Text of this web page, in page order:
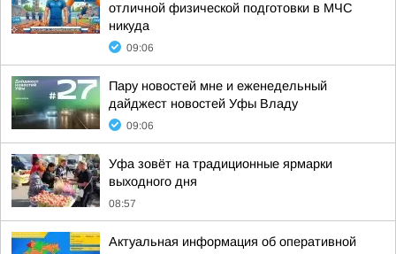
отличной физической подготовки в МЧС
никуда
09:06
Пару новостей мне и еженедельный
дайджест новостей Уфы Владу
09:06
Уфа зовёт на традиционные ярмарки
выходного дня
08:57
Актуальная информация об оперативной